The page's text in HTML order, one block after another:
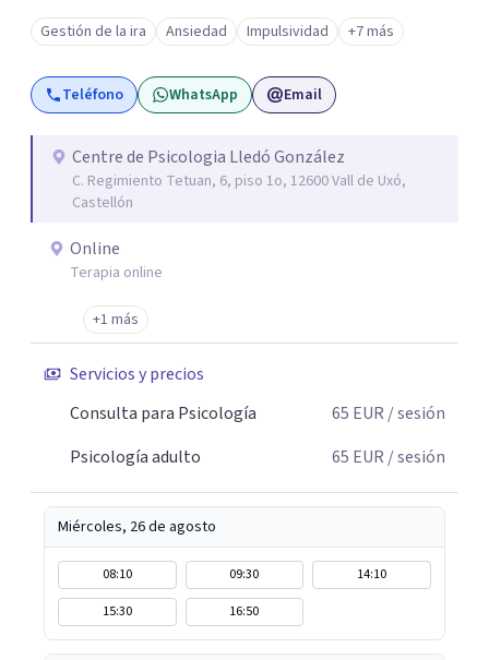
licenciatura he hecho diferentes cursos para profundizar
en diferentes modos de abordar la psicoterapia, entre
ellos Gestalt y EMDR.
Gestión de la ira Ansiedad Impulsividad +7 más
Teléfono WhatsApp Email
Centre de Psicologia Lledó González
C. Regimiento Tetuan, 6, piso 1o, 12600 Vall de Uxó,
Castellón
Online
Terapia online
+1 más
Servicios y precios
Consulta para Psicología
65 EUR / sesión
Psicología adulto
65 EUR / sesión
Miércoles, 26 de agosto
08:10 09:30
14:10
15:30
16:50